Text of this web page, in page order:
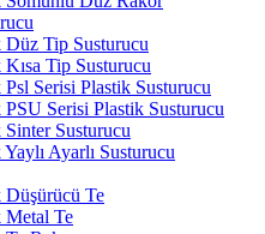
Düz Tip Susturucu
Tip Susturucu
Serisi Plastik Susturucu
PSU Serisi Plastik Susturucu
Susturucu
Ayarlı Susturucu
Düşürücü Te
Metal Te